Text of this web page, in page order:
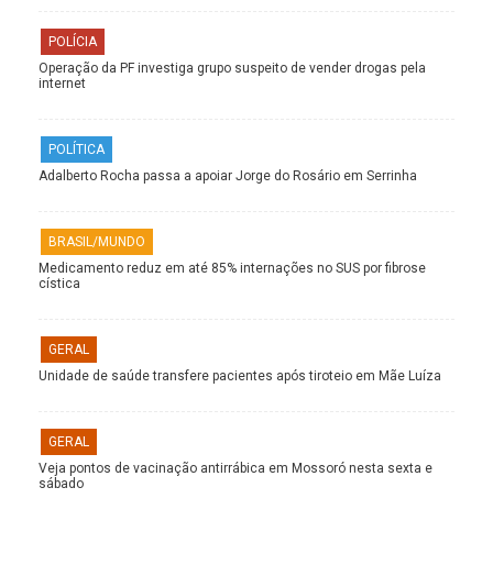
POLÍCIA
Operação da PF investiga grupo suspeito de vender drogas pela
internet
POLÍTICA
Adalberto Rocha passa a apoiar Jorge do Rosário em Serrinha
BRASIL/MUNDO
Medicamento reduz em até 85% internações no SUS por fibrose
cística
GERAL
Unidade de saúde transfere pacientes após tiroteio em Mãe Luíza
GERAL
Veja pontos de vacinação antirrábica em Mossoró nesta sexta e
sábado